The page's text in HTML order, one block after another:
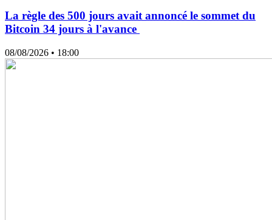
La règle des 500 jours avait annoncé le sommet du
Bitcoin 34 jours à l'avance
08/08/2026 • 18:00